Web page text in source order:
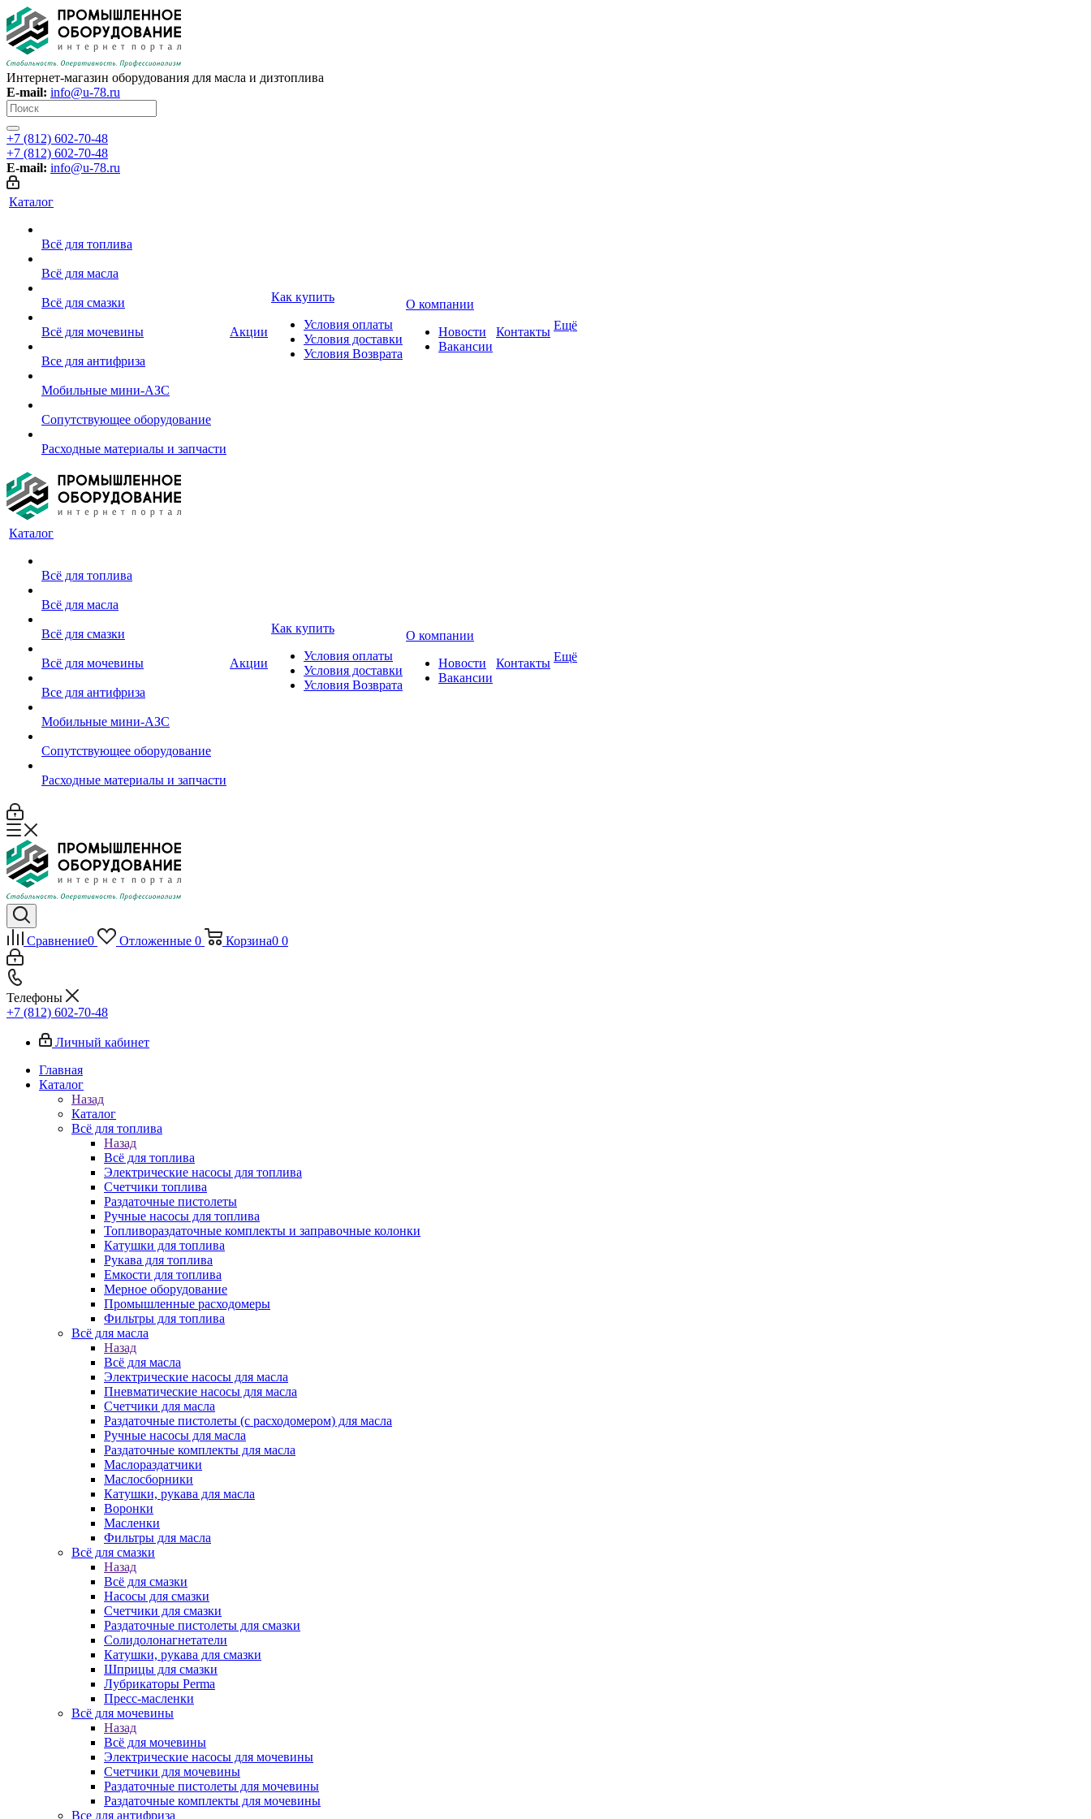
Интернет-магазин оборудования для масла и дизтоплива
E-mail: info@u-78.ru
+7 (812) 602-70-48
+7 (812) 602-70-48
E-mail: info@u-78.ru
Каталог
Всё для топлива
Всё для масла
Всё для смазки
Всё для мочевины
Все для антифриза
Мобильные мини-АЗС
Сопутствующее оборудование
Расходные материалы и запчасти
Акции
Как купить
Условия оплаты
Условия доставки
Условия Возврата
О компании
Новости
Вакансии
Контакты Ещё
Каталог
Всё для топлива
Всё для масла
Всё для смазки
Всё для мочевины
Все для антифриза
Мобильные мини-АЗС
Сопутствующее оборудование
Расходные материалы и запчасти
Акции
Как купить
Условия оплаты
Условия доставки
Условия Возврата
О компании
Новости
Вакансии
Контакты Ещё
Сравнение0 Отложенные 0 Корзина0 0
Телефоны
+7 (812) 602-70-48
Личный кабинет
Главная
Каталог
Назад
Каталог
Всё для топлива
Назад
Всё для топлива
Электрические насосы для топлива
Счетчики топлива
Раздаточные пистолеты
Ручные насосы для топлива
Топливораздаточные комплекты и заправочные колонки
Катушки для топлива
Рукава для топлива
Емкости для топлива
Мерное оборудование
Промышленные расходомеры
Фильтры для топлива
Всё для масла
Назад
Всё для масла
Электрические насосы для масла
Пневматические насосы для масла
Счетчики для масла
Раздаточные пистолеты (с расходомером) для масла
Ручные насосы для масла
Раздаточные комплекты для масла
Маслораздатчики
Маслосборники
Катушки, рукава для масла
Воронки
Масленки
Фильтры для масла
Всё для смазки
Назад
Всё для смазки
Насосы для смазки
Счетчики для смазки
Раздаточные пистолеты для смазки
Солидолонагнетатели
Катушки, рукава для смазки
Шприцы для смазки
Лубрикаторы Perma
Пресс-масленки
Всё для мочевины
Назад
Всё для мочевины
Электрические насосы для мочевины
Счетчики для мочевины
Раздаточные пистолеты для мочевины
Раздаточные комплекты для мочевины
Все для антифриза